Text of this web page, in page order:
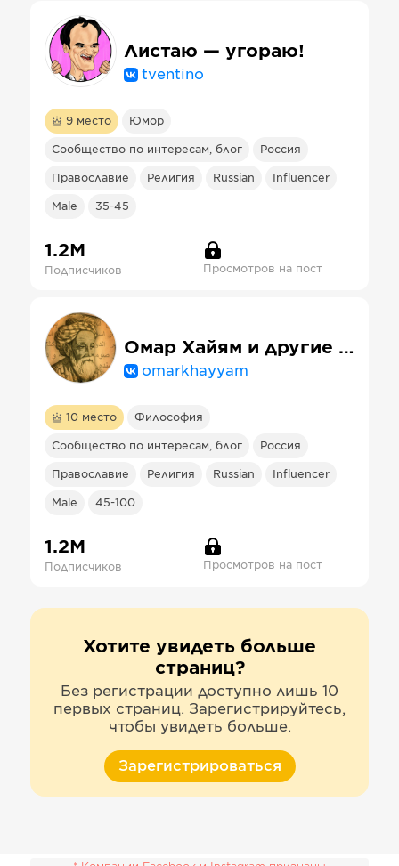
Листаю — угораю!
tventino
9 место Юмор
Сообщество по интересам, блог Россия
Православие Религия Russian Influencer
Male 35-45
1.2М
Подписчиков Просмотров на пост
Омар Хайям и другие великие философы
omarkhayyam
10 место Философия
Сообщество по интересам, блог Россия
Православие Религия Russian Influencer
Male 45-100
1.2М
Подписчиков Просмотров на пост
Хотите увидеть больше
страниц?
Без регистрации доступно лишь 10
первых страниц. Зарегистрируйтесь,
чтобы увидеть больше.
Зарегистрироваться